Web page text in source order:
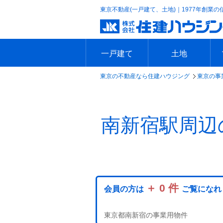
東京不動産(一戸建て、土地)｜1977年創業の
一戸建て
エリアで探す
沿線で探す
新築一戸建て
中古一戸建て
本日の新着物件
今週の新着物件
土地
エリアで探す
沿線で探す
本日の新着物件
今週の新着物件
東京の不動産なら住建ハウジング 東京の事
南新宿駅周
会員の方は ＋ 0 件 ご覧にな
東京都南新宿の事業用物件